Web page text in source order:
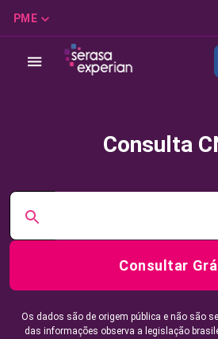
PME
Consulta
Consultar
Os dados são de origem pública e não são
das informações observa a legislação